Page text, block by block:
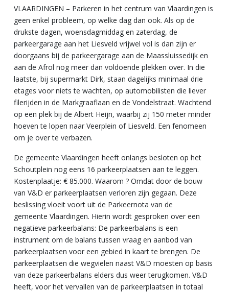
VLAARDINGEN – Parkeren in het centrum van Vlaardingen is
geen enkel probleem, op welke dag dan ook. Als op de
drukste dagen, woensdagmiddag en zaterdag, de
parkeergarage aan het Liesveld vrijwel vol is dan zijn er
doorgaans bij de parkeergarage aan de Maassluissedijk en
aan de Afrol nog meer dan voldoende plekken over. In die
laatste, bij supermarkt Dirk, staan dagelijks minimaal drie
etages voor niets te wachten, op automobilisten die liever
filerijden in de Markgraaflaan en de Vondelstraat. Wachtend
op een plek bij de Albert Heijn, waarbij zij 150 meter minder
hoeven te lopen naar Veerplein of Liesveld. Een fenomeen
om je over te verbazen.
De gemeente Vlaardingen heeft onlangs besloten op het
Schoutplein nog eens 16 parkeerplaatsen aan te leggen.
Kostenplaatje: € 85.000. Waarom ? Omdat door de bouw
van V&D er parkeerplaatsen verloren zijn gegaan. Deze
beslissing vloeit voort uit de Parkeernota van de
gemeente Vlaardingen. Hierin wordt gesproken over een
negatieve parkeerbalans: De parkeerbalans is een
instrument om de balans tussen vraag en aanbod van
parkeerplaatsen voor een gebied in kaart te brengen. De
parkeerplaatsen die wegvielen naast V&D moesten op basis
van deze parkeerbalans elders dus weer terugkomen. V&D
heeft, voor het vervallen van de parkeerplaatsen in totaal